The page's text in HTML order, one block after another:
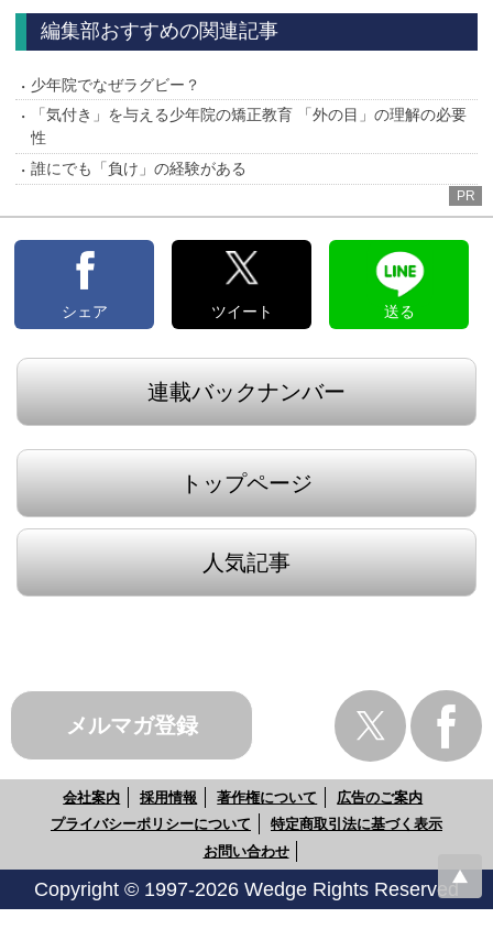
へ
へ
編集部おすすめの関連記事
少年院でなぜラグビー？
「気付き」を与える少年院の矯正教育 「外の目」の理解の必要
性
誰にでも「負け」の経験がある
PR
シェア ツイート 送る
連載バックナンバー
トップページ
人気記事
メルマガ登録
会社案内 採用情報 著作権について
広告のご案内
プライバシーポリシーについて
特定商取引法に基づく表示
お問い合わせ
Copyright © 1997-2026 Wedge Rights Reserved